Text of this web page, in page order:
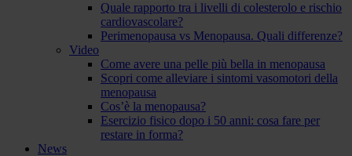
Quale rapporto tra i livelli di colesterolo e rischio
cardiovascolare?
Perimenopausa vs Menopausa. Quali differenze?
Video
Come avere una pelle più bella in menopausa
Scopri come alleviare i sintomi vasomotori della
menopausa
Cos’è la menopausa?
Esercizio fisico dopo i 50 anni: cosa fare per
restare in forma?
News